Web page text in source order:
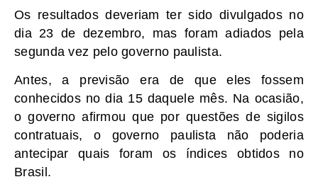
Os resultados deveriam ter sido divulgados no
dia 23 de dezembro, mas foram adiados pela
segunda vez pelo governo paulista.
Antes, a previsão era de que eles fossem
conhecidos no dia 15 daquele mês. Na ocasião,
o governo afirmou que por questões de sigilos
contratuais, o governo paulista não poderia
antecipar quais foram os índices obtidos no
Brasil.